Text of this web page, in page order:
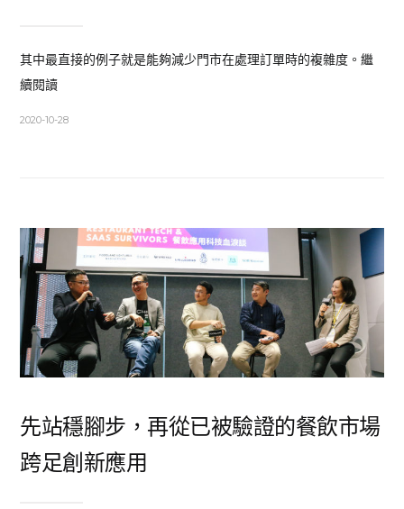
其中最直接的例子就是能夠減少門市在處理訂單時的複雜度。繼
續閱讀
2020-10-28
先站穩腳步，再從已被驗證的餐飲市場
跨足創新應用